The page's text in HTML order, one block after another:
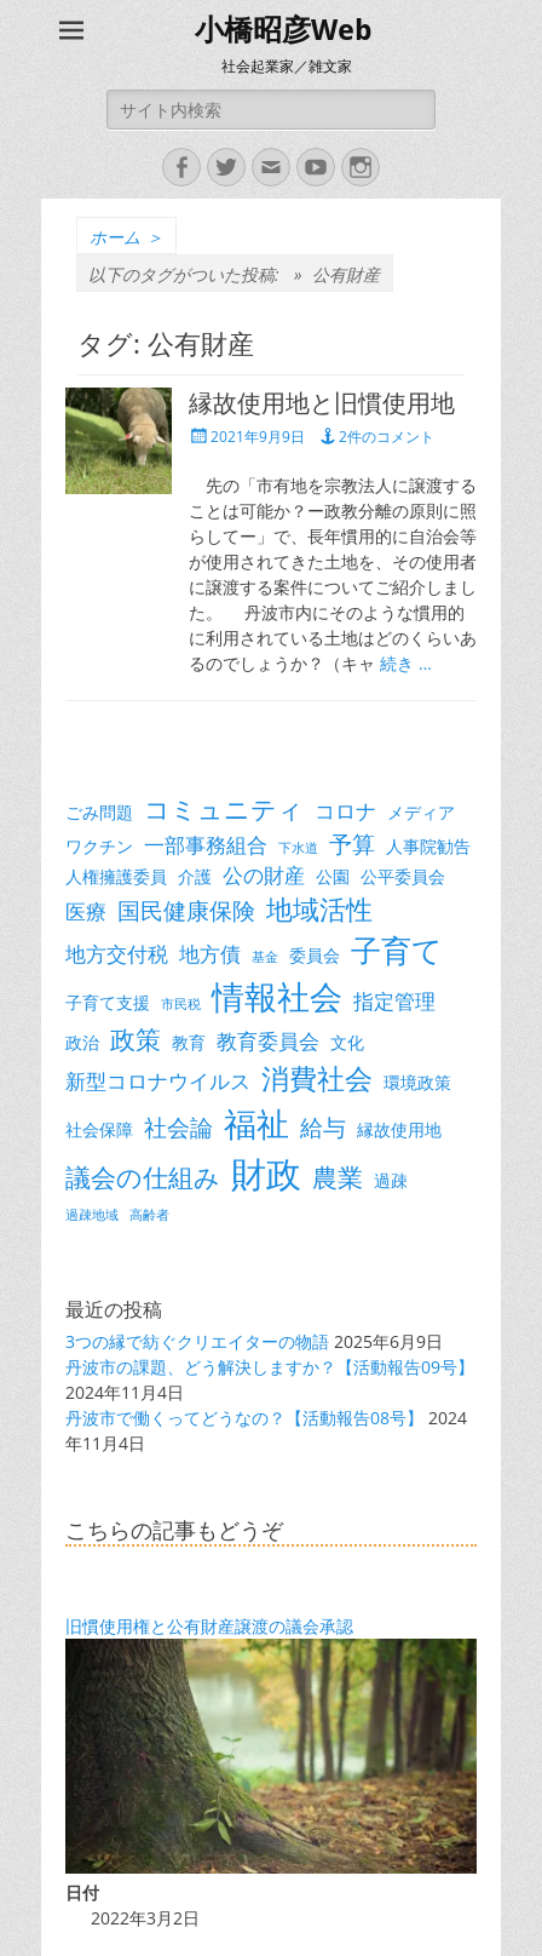
小橋昭彦Web
社会起業家／雑文家
索:
Facebook
Twitter
メ
ー
YouTubeInstagram
ホーム ＞
以下のタグがついた投稿: » 公有財産
タグ: 公有財産
縁故使用地と旧慣使用地
投 2021年9月9日 2件のコメント
先の「市有地を宗教法人に譲渡する
ことは可能か？ー政教分離の原則に照
らしてー」で、長年慣用的に自治会等
が使用されてきた土地を、その使用者
に譲渡する案件についてご紹介しまし
た。 丹波市内にそのような慣用的
に利用されている土地はどのくらいあ
るのでしょうか？（キャ 続き …
ごみ問題 コミュニティ コロナ
メディア
ワクチン 一部事務組合 下水道 予算 人事院勧告
人権擁護委員 介護 公の財産 公園 公平委員会
医療 国民健康保険 地域活性
地方交付税 地方債 基金 委員会 子育て
子育て支援 市民税 情報社会 指定管理
政治 政策 教育 教育委員会 文化
新型コロナウイルス 消費社会 環境政策
社会保障 社会論 福祉 給与 縁故使用地
議会の仕組み 財政 農業 過疎
過疎地域 高齢者
最近の投稿
3つの縁で紡ぐクリエイターの物語 2025年6月9日
丹波市の課題、どう解決しますか？【活動報告09号】
2024年11月4日
丹波市で働くってどうなの？【活動報告08号】
2024
年11月4日
こちらの記事もどうぞ
旧慣使用権と公有財産譲渡の議会承認
日付
2022年3月2日